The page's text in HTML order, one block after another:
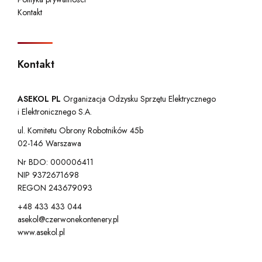
Kontakt
Kontakt
ASEKOL PL Organizacja Odzysku Sprzętu Elektrycznego
i Elektronicznego S.A.
ul. Komitetu Obrony Robotników 45b
02-146 Warszawa
Nr BDO: 000006411
NIP 9372671698
REGON 243679093
+48 433 433 044
asekol@czerwonekontenery.pl
www.asekol.pl